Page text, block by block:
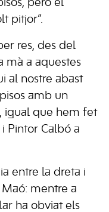
però el
pitjor”.
res, des del
mà a aquestes
al nostre abast
amb un
igual que hem fet
Pintor Calbó a
entre la dreta i
Maó: mentre a
ha obviat els